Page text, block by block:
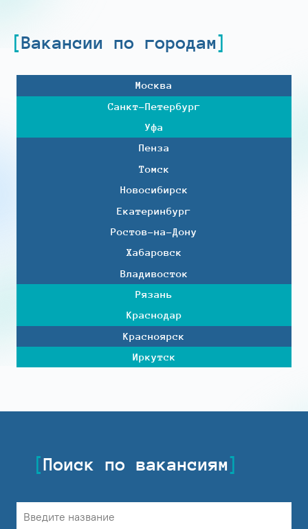
Вакансии по городам
Москва
Санкт-Петербург
Уфа
Пенза
Томск
Новосибирск
Екатеринбург
Ростов-на-Дону
Хабаровск
Владивосток
Рязань
Краснодар
Красноярск
Иркутск
Поиск по вакансиям